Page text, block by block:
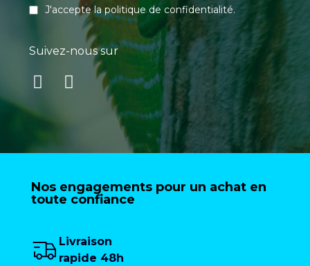
J'accepte lapolitique de confidentialité.
Suivez-nous sur
Nos engagements pour un achat en
toute confiance
Livraison
rapide 48h